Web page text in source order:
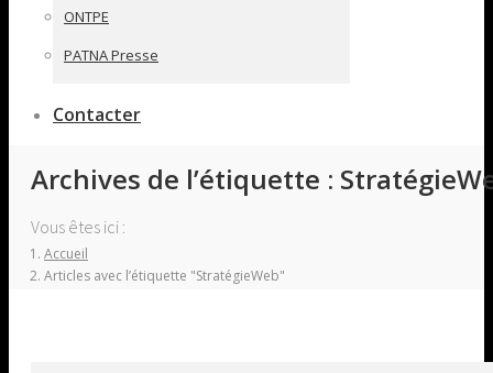
ONTPE
PATNA Presse
Contacter
Archives de l’étiquette :
Vous êtes ici :
Accueil
Articles avec l’étiquette "StratégieWeb"